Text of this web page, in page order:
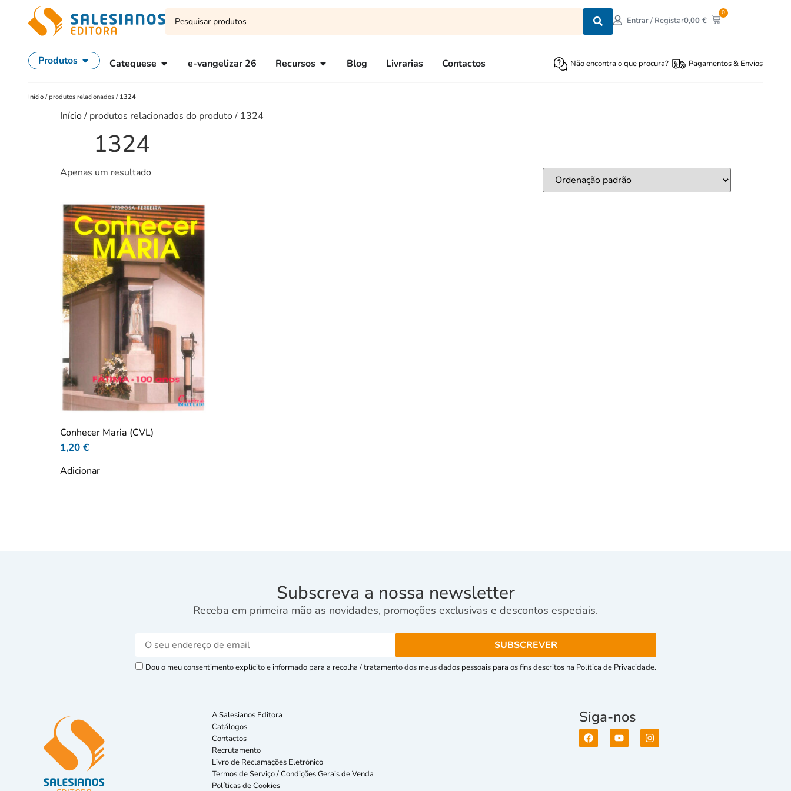
Entrar / Registar0,00€
0
Produtos Catequese e-vangelizar 26 Recursos Blog Livrarias Contactos Não encontra o que procura? Pagamentos & Envios
Início /produtos relacionados / 1324
Início/ produtos relacionados do produto / 1324
1324
Apenas um resultado
Conhecer Maria (CVL)
1,20 €
Adicionar
Subscreva a nossa newsletter
Receba em primeira mão as novidades, promoções exclusivas e descontos especiais.
Dou o meu consentimento explícito e informado para a recolha / tratamento dos meus dados pessoais para os fins descritos na Política de Privacidade.
A Salesianos Editora
Catálogos
Contactos
Recrutamento
Livro de Reclamações Eletrónico
Termos de Serviço / Condições Gerais de Venda
Políticas de Cookies
Siga-nos